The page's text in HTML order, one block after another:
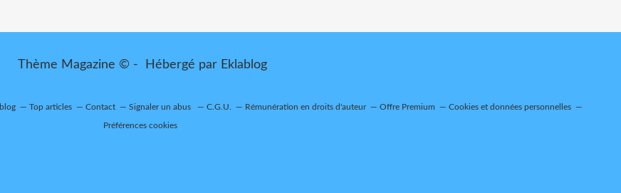
Thème Magazine © - Hébergé par Eklablog
Top articles Contact Signaler un abus C.G.U. Rémunération en droits d'auteur Offre Premium Cookies et données personnelles
Préférences cookies